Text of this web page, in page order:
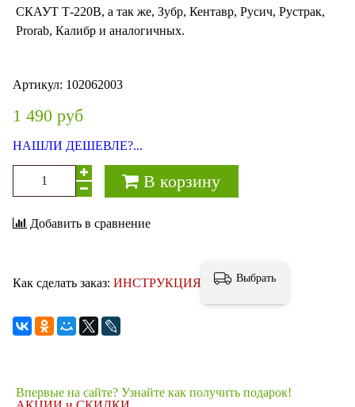
СКАУТ Т-220В, а так же, Зубр, Кентавр, Русич, Рустрак,
Prorab, Калибр и аналогичных.
Артикул: 102062003
1 490 руб
НАШЛИ ДЕШЕВЛЕ?...
В корзину
Добавить в сравнение
Как сделать заказ: ИНСТРУКЦИЯ Выбрать
Впервые на сайте? Узнайте как получить подарок!